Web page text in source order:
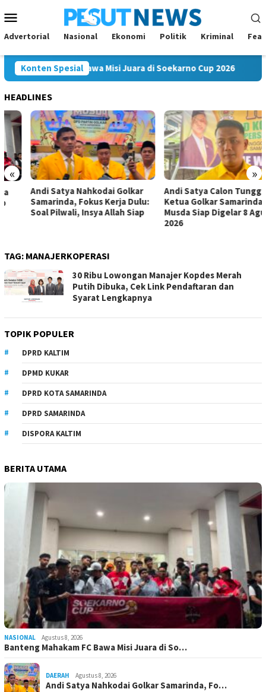
ke
kontenMobile
Advertorial Nasional Ekonomi Politik Kriminal
Konten Spesial
Mahakam FC Bawa Misi Juara di Soekarno Cup 2026
HEADLINES
« »
Andi Satya Nahkodai Golkar
Samarinda, Fokus Kerja Dulu:
Soal Pilwali, Insya Allah Siap
Andi Satya Calon Tunggal
Ketua Golkar Samarinda,
Musda Siap Digelar 8 Agustus
TAG: MANAJERKOPERASI
30 Ribu Lowongan Manajer Kopdes Merah
Putih Dibuka, Cek Link Pendaftaran dan
Syarat Lengkapnya
TOPIK POPULER
DPRD KALTIM
DPMD KUKAR
DPRD KOTA SAMARINDA
DPRD SAMARINDA
DISPORA KALTIM
BERITA UTAMA
NASIONAL Agustus 8, 2026
Banteng Mahakam FC Bawa Misi Juara di So…
DAERAH Agustus 8, 2026
Andi Satya Nahkodai Golkar Samarinda, Fo…